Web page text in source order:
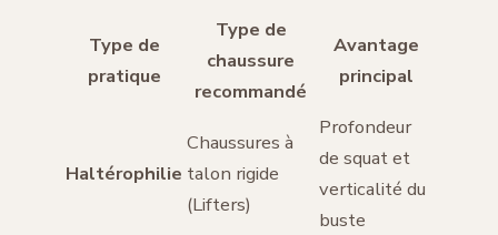
Type de
pratique
Type de
chaussure
recommandé
Avantage
principal
Haltérophilie
Chaussures à
talon rigide
(Lifters)
Profondeur
de squat et
verticalité du
buste